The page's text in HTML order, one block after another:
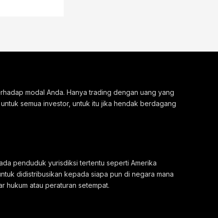
modal Anda. Hanya trading dengan uang yang
semua investor, untuk itu jika hendak berdagang
penduduk yurisdiksi tertentu seperti Amerika
didistribusikan kepada siapa pun di negara mana
hukum atau peraturan setempat.